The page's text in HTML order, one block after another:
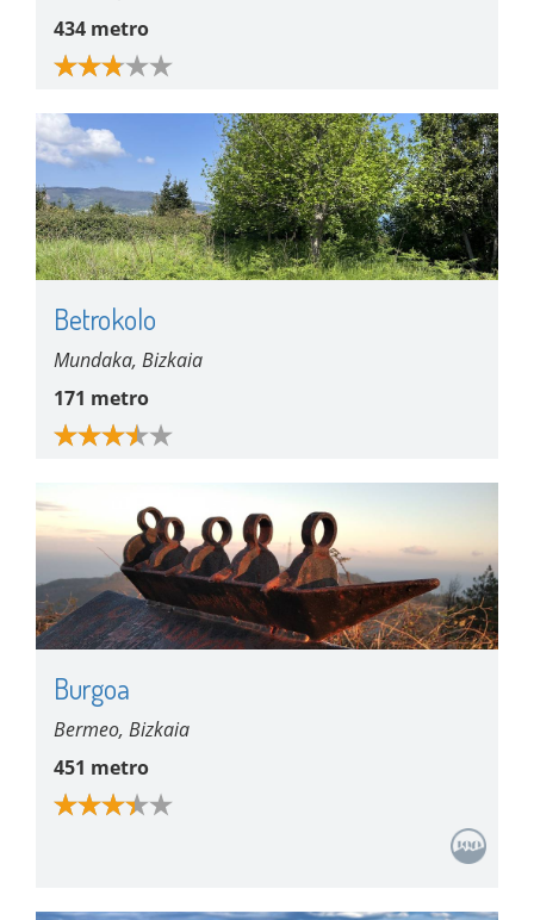
434 metro
Betrokolo
Mundaka, Bizkaia
171 metro
Burgoa
Bermeo, Bizkaia
451 metro